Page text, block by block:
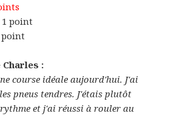
1 point
point
:
course idéale aujourd'hui. J'ai
pneus tendres. J'étais plutôt
et j'ai réussi à rouler au